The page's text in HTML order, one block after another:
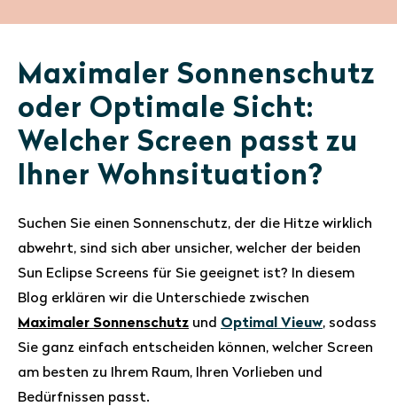
Maximaler Sonnenschutz
oder Optimale Sicht:
Welcher Screen passt zu
Ihner Wohnsituation?
Suchen Sie einen Sonnenschutz, der die Hitze wirklich
abwehrt, sind sich aber unsicher, welcher der beiden
Sun Eclipse Screens für Sie geeignet ist? In diesem
Blog erklären wir die Unterschiede zwischen
Maximaler Sonnenschutz und Optimal Vieuw, sodass
Sie ganz einfach entscheiden können, welcher Screen
am besten zu Ihrem Raum, Ihren Vorlieben und
Bedürfnissen passt.